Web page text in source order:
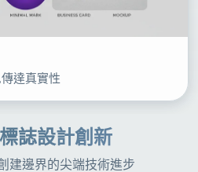
達真實性
誌設計創新
建邊界的尖端技術進步